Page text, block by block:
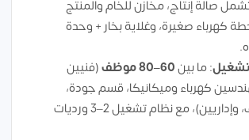
صالة إنتاج، مخازن للخام والمنتج
كهرباء صغيرة، وغلاية بخار + وحدة
: ما بين60–80 موظف
(فنيين
كهرباء وميكانيكا، قسم جودة،
عمال تغليف، وإداريين)، مع نظام تشغيل 2–3 ورديات